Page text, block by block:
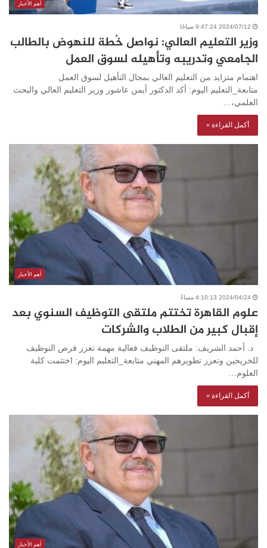
أهم الأخبار
2024/07/12 9:47:24 صباحًا
وزير التعليم العالي: نواصل خُطة للنهوض بالطالب
الجامعي وتدريبه وتأهيله لسوق العمل
اهتمام متزايد من التعليم العالي بمجال التأهيل لسوق العمل
متابعة_التعليم اليوم: أكد الدكتور أيمن عاشور وزير التعليم العالي والبحث
العلمي،…
أكمل القراءة »
أهم الأخبار
2024/04/24 4:10:13 مساءً
علوم القاهرة تختتم ملتقى التوظيف السنوي بعد
إقبال كبير من الطلاب والشركات
د. أحمد الشريف: ملتقى التوظيف فعالية مهمة تعزز فرص التوظيف
للخريجين وتعزز تطويرهم المهني متابعة_التعليم اليوم: اختتمت كلية
العلوم…
أكمل القراءة »
أهم الأخبار